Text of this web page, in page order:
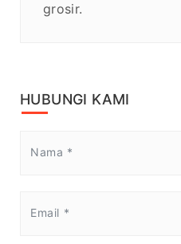
grosir.
HUBUNGI KAMI